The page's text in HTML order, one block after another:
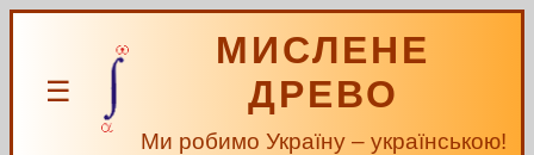
☰
МИСЛЕНЕ
ДРЕВО
Ми робимо Україну – українською!